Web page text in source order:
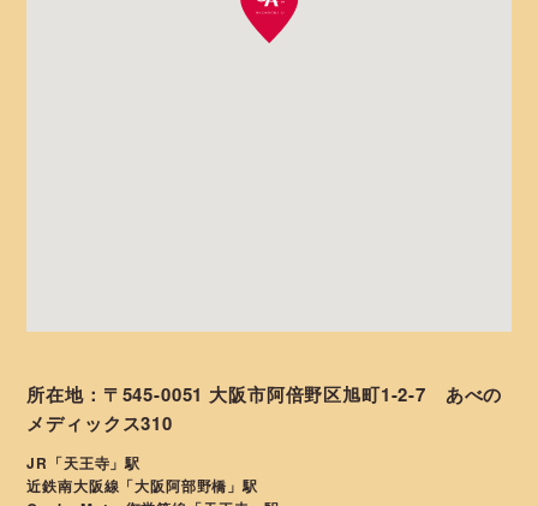
所在地：〒545-0051 大阪市阿倍野区旭町1-2-7 あべの
メディックス310
JR「天王寺」駅
近鉄南大阪線「大阪阿部野橋」駅